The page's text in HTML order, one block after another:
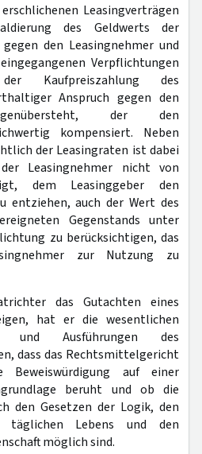
Leasingverträgen
des Geldwerts der
den Leasingnehmer und
Verpflichtungen
Kaufpreiszahlung des
Anspruch gegen den
der den
kompensiert. Neben
der Leasingraten ist dabei
Leasingnehmer nicht von
dem Leasinggeber den
entziehen, auch der Wert des
Gegenstands unter
zu berücksichtigen, das
zur Nutzung zu
das Gutachten eines
hat er die wesentlichen
und Ausführungen des
dass das Rechtsmittelgericht
auf einer
beruht und ob die
den Gesetzen der Logik, den
täglichen Lebens und den
möglich sind.